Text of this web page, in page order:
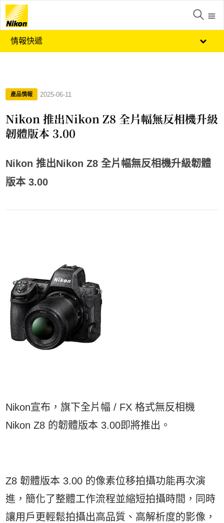
情報快遞
產品情報 · 2025-06-11
Nikon 推出Nikon Z8 全片幅無反相機升級
韌體版本 3.00
Nikon 推出Nikon Z8 全片幅無反相機升級韌體
版本 3.00
Nikon宣布，旗下全片幅 / FX 格式無反相機
Nikon Z8 的韌體版本 3.00即將推出。
Z8 韌體版本 3.00 的像素位移拍攝功能再次演
進，簡化了整體工作流程並縮短拍攝時間，同時
讓用戶更輕鬆拍攝出高品質、高解析度的影像，